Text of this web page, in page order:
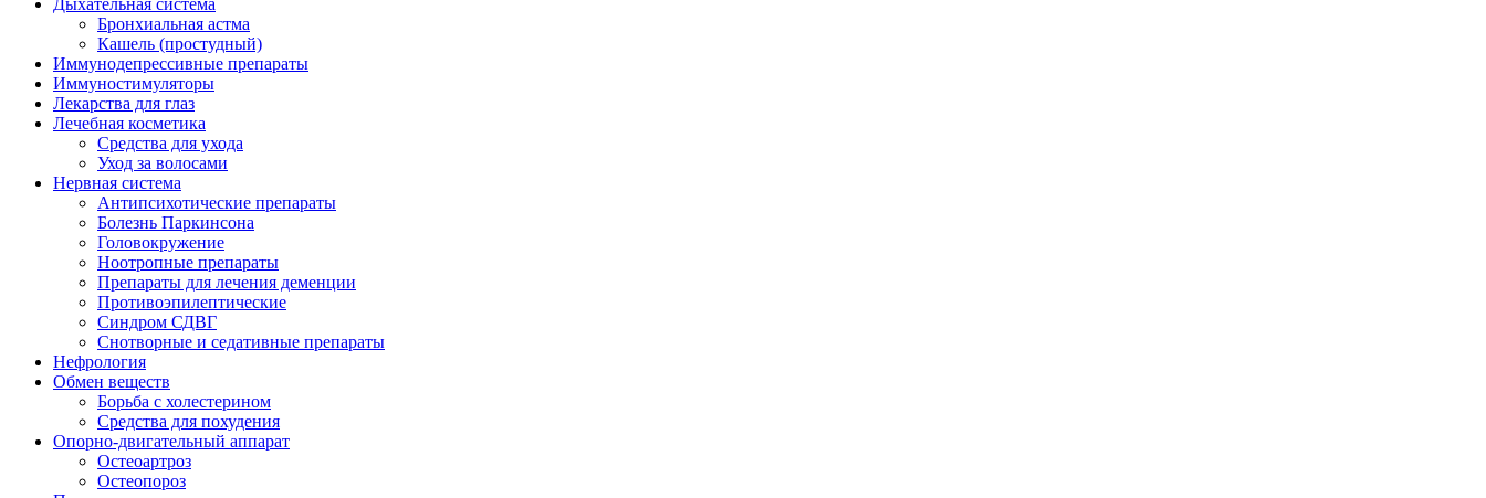
Дыхательная система
Бронхиальная астма
Кашель (простудный)
Иммунодепрессивные препараты
Иммуностимуляторы
Лекарства для глаз
Лечебная косметика
Средства для ухода
Уход за волосами
Нервная система
Антипсихотические препараты
Болезнь Паркинсона
Головокружение
Ноотропные препараты
Препараты для лечения деменции
Противоэпилептические
Синдром СДВГ
Снотворные и седативные препараты
Нефрология
Обмен веществ
Борьба с холестерином
Средства для похудения
Опорно-двигательный аппарат
Остеоартроз
Остеопороз